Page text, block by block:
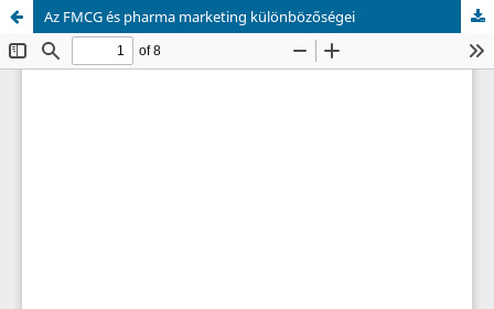
Az FMCG és pharma marketing különbözőségei